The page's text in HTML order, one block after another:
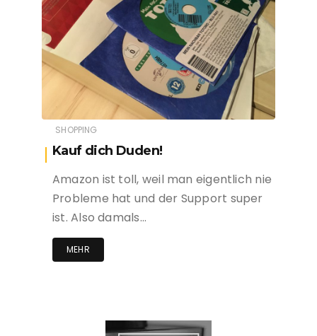
SHOPPING
Kauf dich Duden!
Amazon ist toll, weil man eigentlich nie
Probleme hat und der Support super
ist. Also damals…
MEHR